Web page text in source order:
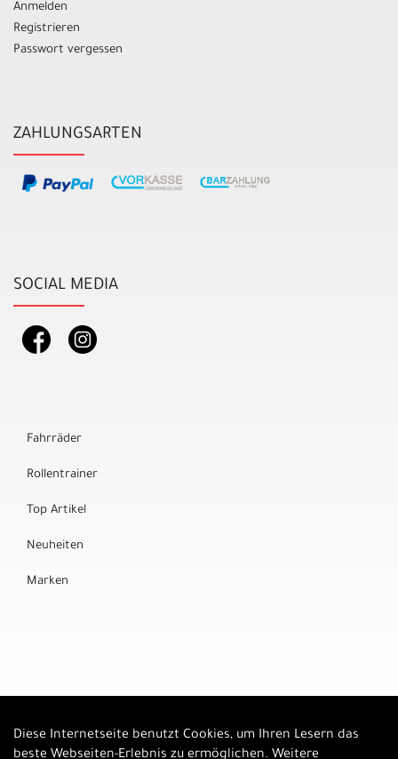
Anmelden
Registrieren
Passwort vergessen
ZAHLUNGSARTEN
SOCIAL MEDIA
Fahrräder
Rollentrainer
Top Artikel
Neuheiten
Marken
Diese Internetseite benutzt Cookies, um Ihren Lesern das
beste Webseiten-Erlebnis zu ermöglichen. Weitere
Auftrag widerrufen